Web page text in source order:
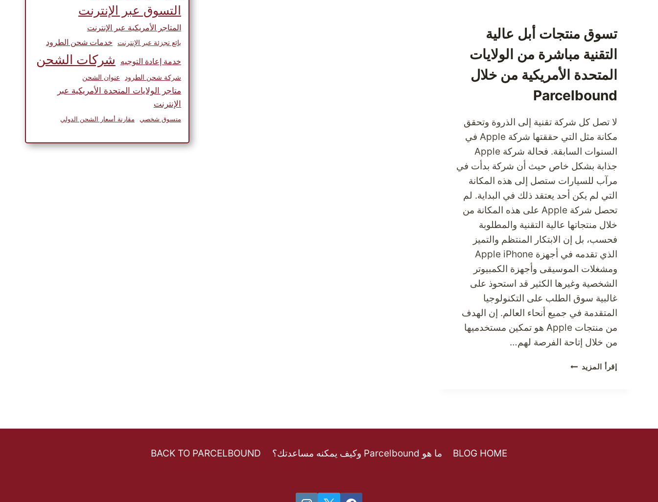
تسوق منتجات أبل عالية
التقنية مباشرة من الولايات
المتحدة الأمريكية من خلال
Parcelbound
لا تصل كل شركة تقنية إلى الذروة وتحقق
مكانة مثل التي حققتها شركة Apple في
السنوات السابقة. فحالة شركة Apple
جذابة بشكل خاص حيث أن شركة بدأت في
مرآب للسيارات ستصل إلى هذه المكانة
التي لم يكن أحد يعتقد ذلك في البداية. لم
تحصل شركة Apple على هذه المكانة من
خلال منتجاتها عالية التقنية والمطلوبة
فحسب، بل إن الابتكار المنتظم والتميز
الذي تقدمه في أجهزة Apple iPhone
ومشغلات الموسيقى وأجهزة الكمبيوتر
الشخصية وغيرها الكثير قد استحوذ على
غالبية سوق الطلب على التكنولوجيا
المتقدمة في جميع أنحاء العالم. إن الهدف
من منتجات Apple هو تمكين مستخدميها
من خلال إتاحة الفرصة لهم…
إقرأ المزيد تسوق
التسوق عبر الإنترنت
المتاجر الأمريكية عبر الإنترنت
بائع تجزئة عبر الإنترنت خدمات شحن الطرود
خدمة إعادة التوجيه شركات الشحن
شركة شحن الطرود عنوان الشحن
متاجر الولايات المتحدة الأمريكية عبر
الإنترنت
متسوق شخصي مقارنة أسعار الشحن الدولي
BLOG HOME ما هو Parcelbound وكيف يمكنه مساعدتك؟ BACK TO PARCELBOUND